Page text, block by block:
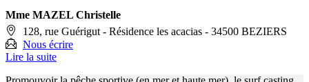
Mme MAZEL Christelle
128, rue Guérigut - Résidence les acacias - 34500 BEZIERS
Nous écrire
Lire la suite